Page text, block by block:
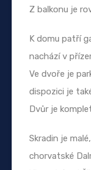
Z balkonu je
K domu patří
nachází v
Ve dvoře je
dispozici je
Dvůr je
Skradin je
chorvatské